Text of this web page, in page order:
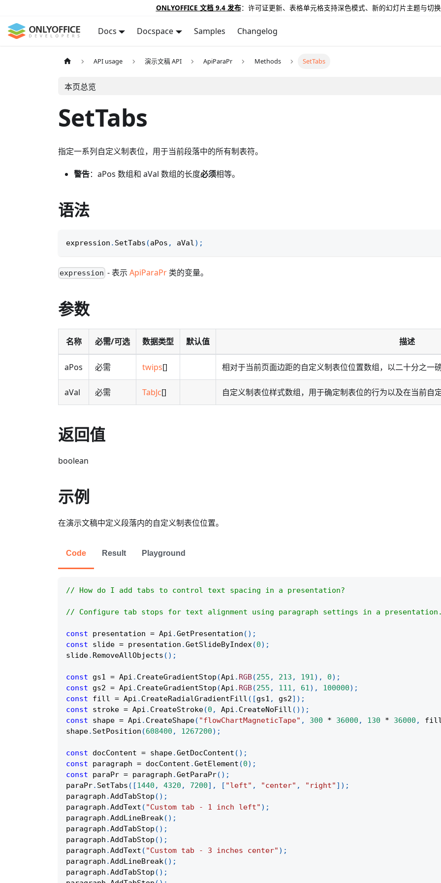
ONLYOFFICE 文档 9.4 发布：许可证更新、表格单元格支持深色模式、新的幻灯片主题与切
Docs Docspace Samples Changelog
API usage 演示文稿 API ApiParaPr Methods SetTabs
本页总览
SetTabs
指定一系列自定义制表位，用于当前段落中的所有制表符。
警告：aPos 数组和 aVal 数组的长度必须相等。
语法
expression . SetTabs (aPos , aVal) ;
expression - 表示ApiParaPr 类的变量。
参数
名称 必需/可选 数据类型 默认值 描述
aPos 必需 twips[] 相对于当前页面边距的自定义制表位位置数组，以二十分之一
aVal 必需 TabJc[] 自定义制表位样式数组，用于确定制表位的行为以及在当前自
返回值
boolean
示例
在演示文稿中定义段落内的自定义制表位位置。
Code Result Playground
// How do I add tabs to control text spacing in a presentation?
// Configure tab stops for text alignment using paragraph settings in a
const presentation = Api .GetPresentation ( ) ;
const slide = presentation .GetSlideByIndex(0) ;
slide. RemoveAllObjects ( ) ;
const gs1 = Api . CreateGradientStop (Api . RGB(255 , 213 , 191) , 0) ;
const gs2 = Api . CreateGradientStop (Api . RGB(255 , 111 , 61) , 100000) ;
const fill = Api . CreateRadialGradientFill ( [gs1 , gs2] ) ;
const stroke = Api . CreateStroke(0 , Api . CreateNoFill ( ) ) ;
const shape = Api . CreateShape( "flowChartMagneticTape" , 300 * 36000 , 130 * 36000 ,
shape. SetPosition (608400 , 1267200) ;
const docContent = shape.GetDocContent ( ) ;
const paragraph = docContent .GetElement (0) ;
const paraPr = paragraph .GetParaPr( ) ;
paraPr. SetTabs ( [1440 , 4320 , 7200] , [ "left" , "center" , "right" ] ) ;
paragraph .AddTabStop ( ) ;
paragraph .AddText ( "Custom tab - 1 inch left" ) ;
paragraph .AddLineBreak( ) ;
paragraph .AddTabStop ( ) ;
paragraph .AddTabStop ( ) ;
paragraph .AddText ( "Custom tab - 3 inches center" ) ;
paragraph .AddLineBreak( ) ;
paragraph .AddTabStop ( ) ;